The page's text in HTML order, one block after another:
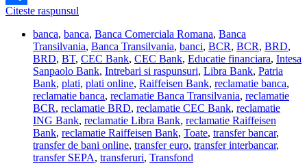
Share
Citeste raspunsul
banci
pot
face
transferuri
de
bani
instant?
banca, banca, Banca Comerciala Romana, Banca
Transilvania, Banca Transilvania, banci, BCR, BCR, BRD,
BRD, BT, CEC Bank, CEC Bank, Educatie financiara, Intesa
Sanpaolo Bank, Intrebari si raspunsuri, Libra Bank, Patria
Bank, plati, plati online, Raiffeisen Bank, reclamatie banca,
reclamatie banca, reclamatie Banca Transilvania, reclamatie
BCR, reclamatie BRD, reclamatie CEC Bank, reclamatie
ING Bank, reclamatie Libra Bank, reclamatie Raiffeisen
Bank, reclamatie Raiffeisen Bank, Toate, transfer bancar,
transfer de bani online, transfer euro, transfer interbancar,
transfer SEPA, transferuri, Transfond